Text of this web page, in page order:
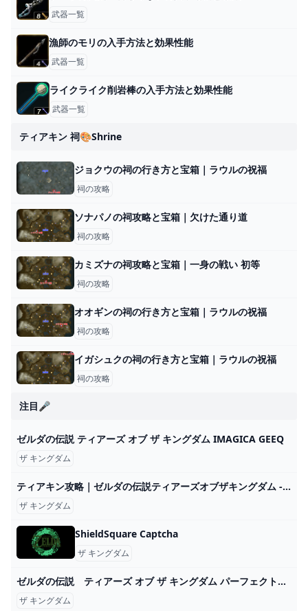
武器一覧
漁師のモリの入手方法と効果性能
武器一覧
ライクライク削岩棒の入手方法と効果性能
武器一覧
ティアキン 祠🎨shrine
ジョクウの祠の行き方と宝箱｜ラウルの祝福
祠の攻略
ソナパノの祠攻略と宝箱｜欠けた通り道
祠の攻略
カミズナの祠攻略と宝箱｜一身の戦い 初等
祠の攻略
オオギンの祠の行き方と宝箱｜ラウルの祝福
祠の攻略
イガシュクの祠の行き方と宝箱｜ラウルの祝福
祠の攻略
注目🎤
ゼルダの伝説 ティアーズ オブ ザ キングダム IMAGICA GEEQ
ザ キングダム
ティアキン攻略｜ゼルダの伝説ティアーズオブザキングダム - ゲームウィズ
ザ キングダム
ShieldSquare Captcha
ザ キングダム
ゼルダの伝説 ティアーズ オブ ザ キングダム パーフェクトガイド パーフェクトガイド 書籍情報 ファミ通と電撃の攻略本
ザ キングダム